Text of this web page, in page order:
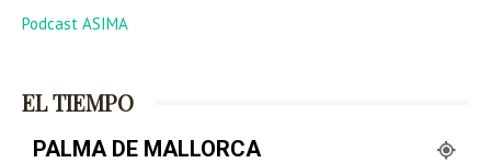
Podcast ASIMA
EL TIEMPO
PALMA DE MALLORCA